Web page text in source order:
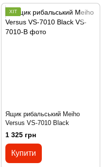
ХІТ
Ящик рибальський Meiho
Versus VS-7010 Black
1 325 грн
Купити